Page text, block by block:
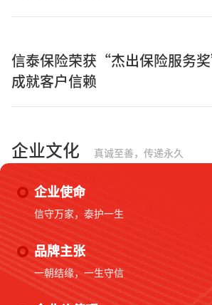
信泰保险荣获“杰出保险服务
成就客户信赖
企业文化 真诚至善，传递永久
企业使命
信守万家，泰护一生
品牌主张
一朝结缘，一生守信